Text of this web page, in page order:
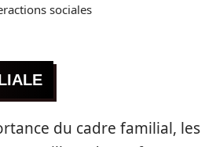
sociales
du cadre familial, les